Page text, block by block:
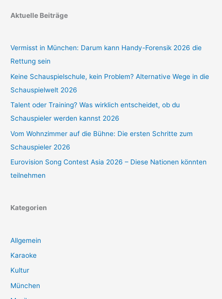
Aktuelle Beiträge
Vermisst in München: Darum kann Handy-Forensik 2026 die
Rettung sein
Keine Schauspielschule, kein Problem? Alternative Wege in die
Schauspielwelt 2026
Talent oder Training? Was wirklich entscheidet, ob du
Schauspieler werden kannst 2026
Vom Wohnzimmer auf die Bühne: Die ersten Schritte zum
Schauspieler 2026
Eurovision Song Contest Asia 2026 – Diese Nationen könnten
teilnehmen
Kategorien
Allgemein
Karaoke
Kultur
München